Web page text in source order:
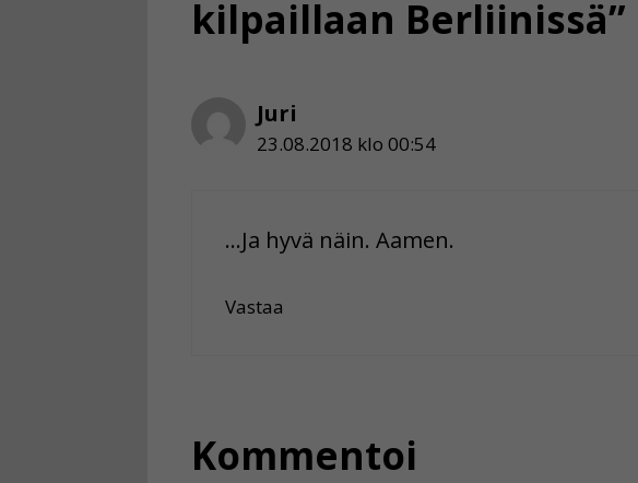
kilpaillaan Berliinissä”
Juri
23.08.2018 klo 00:54
…Ja hyvä näin. Aamen.
Vastaa
Kommentoi